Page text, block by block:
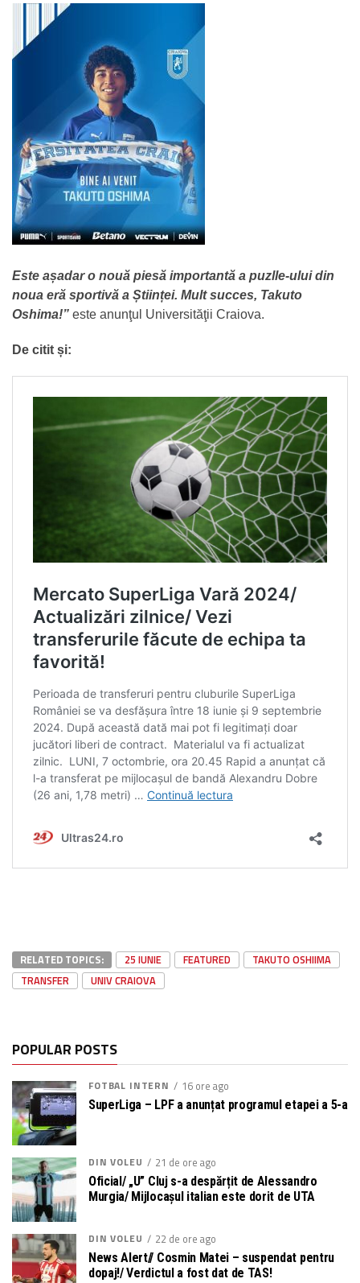
Este așadar o nouă piesă importantă a puzlle-ului din
noua eră sportivă a Științei. Mult succes, Takuto
Oshima!” este anunţul Universităţii Craiova.
De citit și:
RELATED TOPICS: 25 IUNIE FEATURED
TAKUTO OSHIIMA
TRANSFER
UNIV CRAIOVA
POPULAR POSTS
FOTBAL INTERN 16 ore ago
SuperLiga – LPF a anunțat programul etapei a 5-a
DIN VOLEU 21 de ore ago
Oficial/ „U” Cluj s-a despărțit de Alessandro
Murgia/ Mijlocașul italian este dorit de UTA
DIN VOLEU 22 de ore ago
News Alert// Cosmin Matei – suspendat pentru
dopaj!/ Verdictul a fost dat de TAS!